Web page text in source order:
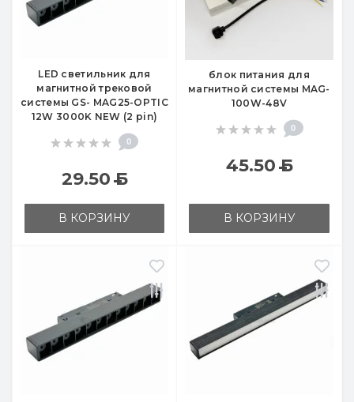
LED светильник для
магнитной трековой
системы GS- MAG25-OPTIC
12W 3000K NEW (2 pin)
0
29.50Б
В КОРЗИНУ
блок питания для
магнитной системы MAG-
100W-48V
0
45.50Б
В КОРЗИНУ